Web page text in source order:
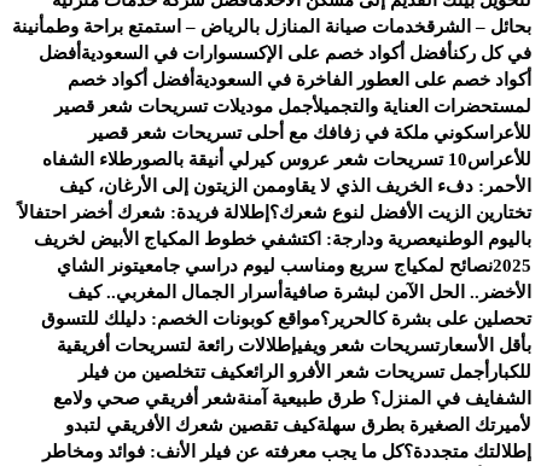
بحائل – الشرقخدمات صيانة المنازل بالرياض – استمتع براحة وطمأنينة
في كل ركنأفضل أكواد خصم على الإكسسوارات في السعودية أفضل
أكواد خصم على العطور الفاخرة في السعودية أفضل أكواد خصم
لمستحضرات العناية والتجميلأجمل موديلات تسريحات شعر قصير
للأعراسكوني ملكة في زفافك مع أحلى تسريحات شعر قصير
للأعراس10 تسريحات شعر عروس كيرلي أنيقة بالصور
طلاء الشفاه
الأحمر: دفء الخريف الذي لا يقاوممن الزيتون إلى الأرغان، كيف
تختارين الزيت الأفضل لنوع شعرك؟ إطلالة فريدة: شعرك أخضر احتفالاً
باليوم الوطنيعصرية ودارجة: اكتشفي خطوط المكياج الأبيض لخريف
2025نصائح لمكياج سريع ومناسب ليوم دراسي جامعيتونر الشاي
الأخضر.. الحل الآمن لبشرة صافية أسرار الجمال المغربي.. كيف
تحصلين على بشرة كالحرير؟مواقع كوبونات الخصم: دليلك للتسوق
بأقل الأسعارتسريحات شعر ويفيإطلالات رائعة لتسريحات أفريقية
للكبار أجمل تسريحات شعر الأفرو الرائعكيف تتخلصين من فيلر
الشفايف في المنزل؟ طرق طبيعية آمنةشعر أفريقي صحي ولامع
لأميرتك الصغيرة بطرق سهلةكيف تقصين شعرك الأفريقي لتبدو
إطلالتك متجددة؟كل ما يجب معرفته عن فيلر الأنف: فوائد ومخاطر